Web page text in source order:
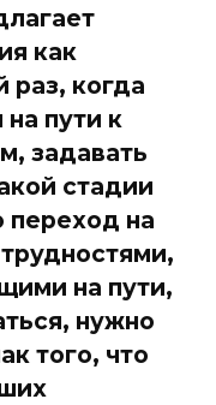
как
когда
пути к
задавать
стадии
переход на
на пути,
нужно
того, что